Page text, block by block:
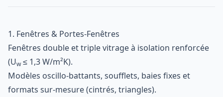
1. Fenêtres & Portes-Fenêtres
Fenêtres double et triple vitrage à isolation renforcée
(Uw≤ 1,3 W/m²K).
Modèles oscillo-battants, soufflets, baies fixes et
formats sur-mesure (cintrés, triangles).